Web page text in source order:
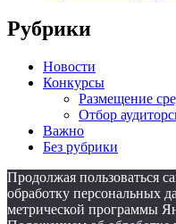
Рубрики
Новости
Конкурсы
Размещение
Отбор
Важно
Без рубрики
Продолжая пользоваться
обработку персональных
метрической программы